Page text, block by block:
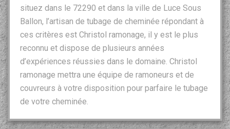
situez dans le 72290 et dans la ville de Luce Sous
Ballon, l’artisan de tubage de cheminée répondant à
ces critères est Christol ramonage, il y est le plus
reconnu et dispose de plusieurs années
d’expériences réussies dans le domaine. Christol
ramonage mettra une équipe de ramoneurs et de
couvreurs à votre disposition pour parfaire le tubage
de votre cheminée.